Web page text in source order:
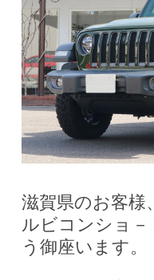
滋賀県のお客
ルビコンショ
う御座います。